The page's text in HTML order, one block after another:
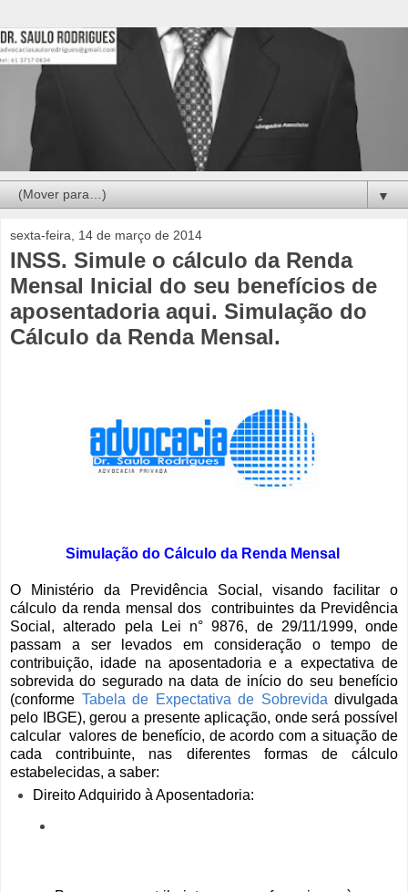
▼
sexta-feira, 14 de março de 2014
INSS. Simule o cálculo da Renda
Mensal Inicial do seu benefícios de
aposentadoria aqui. Simulação do
Cálculo da Renda Mensal.
Simulação do Cálculo da Renda Mensal
O Ministério da Previdência Social, visando facilitar o
cálculo da renda mensal dos contribuintes da Previdência
Social, alterado pela Lei n° 9876, de 29/11/1999, onde
passam a ser levados em consideração o tempo de
contribuição, idade na aposentadoria e a expectativa de
sobrevida do segurado na data de início do seu benefício
(conforme Tabela de Expectativa de Sobrevida divulgada
pelo IBGE), gerou a presente aplicação, onde será possível
calcular valores de benefício, de acordo com a situação de
cada contribuinte, nas diferentes formas de cálculo
estabelecidas, a saber:
Direito Adquirido à Aposentadoria: